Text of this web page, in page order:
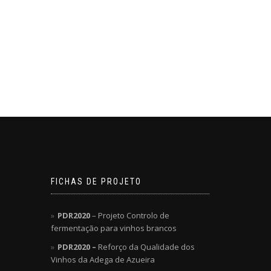
FICHAS DE PROJETO
PDR2020– Projeto Controlo de
fermentação para vinhos brancos
PDR2020 – Reforço da Qualidade dos
Vinhos da Adega de Azueira